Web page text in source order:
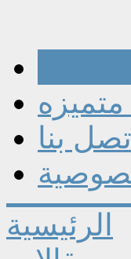
اتصل بنا
الرئيسية